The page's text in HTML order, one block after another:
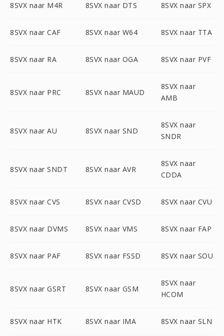
8SVX naar M4R 8SVX naar DTS 8SVX naar SPX
8SVX naar CAF 8SVX naar W64 8SVX naar TTA
8SVX naar RA 8SVX naar OGA 8SVX naar PVF
8SVX naar PRC 8SVX naar MAUD
8SVX naar
AMB
8SVX naar AU 8SVX naar SND
8SVX naar
SNDR
8SVX naar SNDT 8SVX naar AVR
8SVX naar
CDDA
8SVX naar CVS 8SVX naar CVSD 8SVX naar CVU
8SVX naar DVMS 8SVX naar VMS 8SVX naar FAP
8SVX naar PAF 8SVX naar FSSD 8SVX naar SOU
8SVX naar GSRT 8SVX naar GSM
8SVX naar
HCOM
8SVX naar HTK 8SVX naar IMA 8SVX naar SLN